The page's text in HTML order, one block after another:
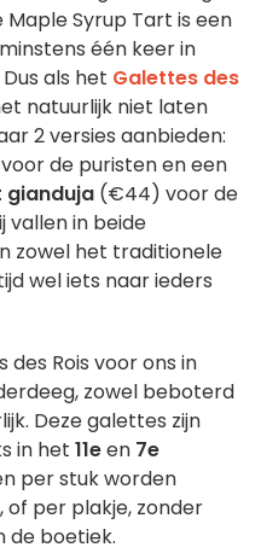
Syrup Tart is een
één keer in
als het Galettes des
natuurlijk niet laten
2 versies aanbieden:
de puristen en een
gianduja (€44) voor de
vallen in beide
zowel het traditionele
wel iets naar ieders
Rois voor ons in
zowel beboterd
Deze galettes zijn
in het 11een 7e
per stuk worden
per plakje, zonder
de boetiek.